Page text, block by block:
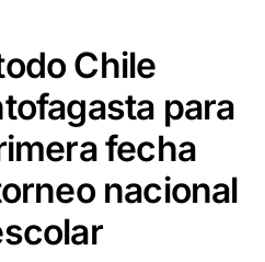
Chile
para
fecha
nacional